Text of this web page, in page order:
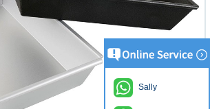
Sally